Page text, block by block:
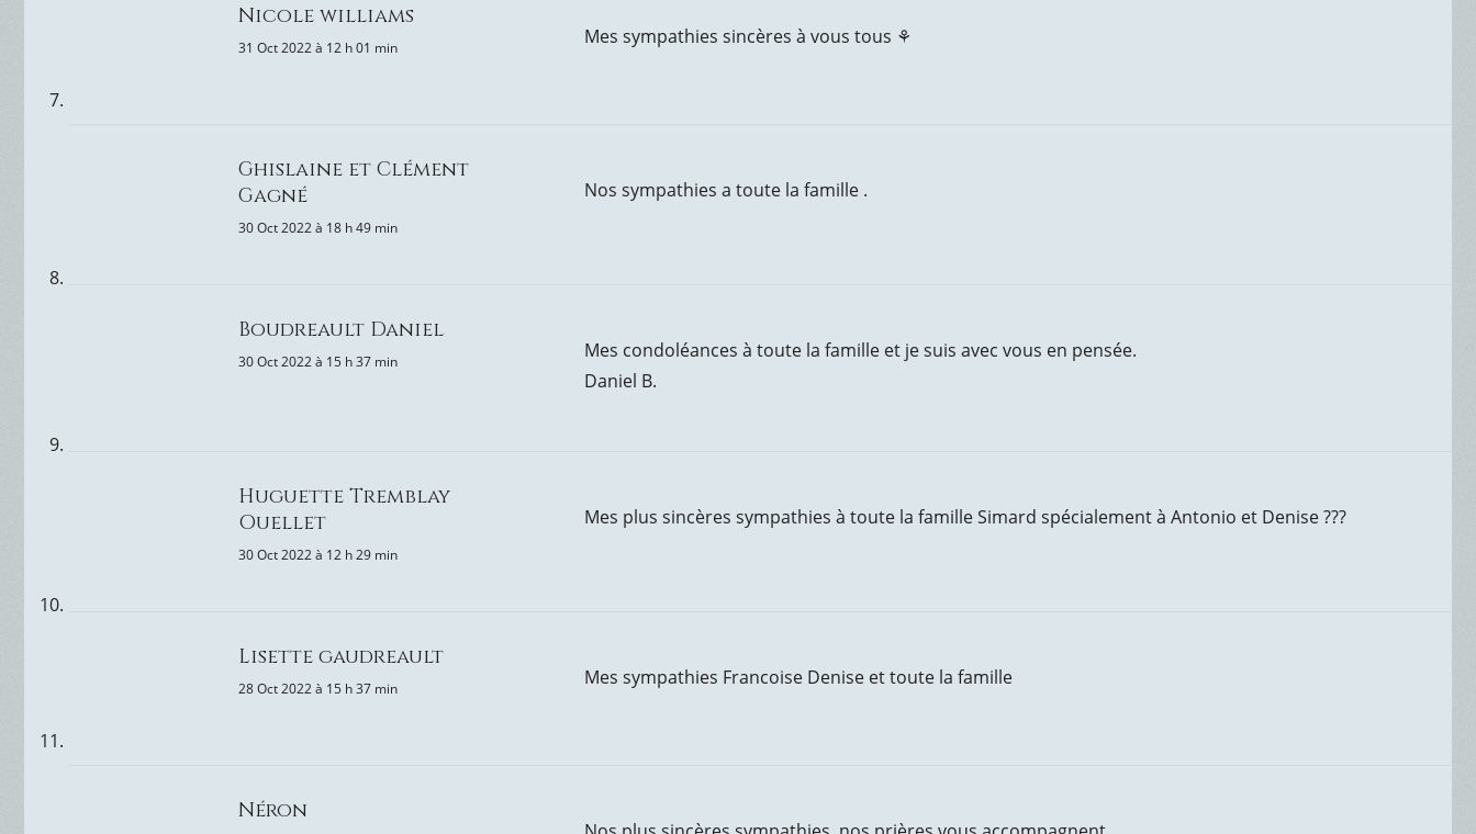
Nicole williams
31 Oct 2022 à 12 h 01 min Mes sympathies sincères à vous tous ⚘
Ghislaine et Clément
Gagné
30 Oct 2022 à 18 h 49 min
Nos sympathies a toute la famille .
Boudreault Daniel
30 Oct 2022 à 15 h 37 min
Mes condoléances à toute la famille et je suis avec vous en pensée.
Daniel B.
Huguette Tremblay
Ouellet
30 Oct 2022 à 12 h 29 min
Mes plus sincères sympathies à toute la famille Simard spécialement à Antonio et Denise ???
Lisette gaudreault
28 Oct 2022 à 15 h 37 min Mes sympathies Francoise Denise et toute la famille
Néron